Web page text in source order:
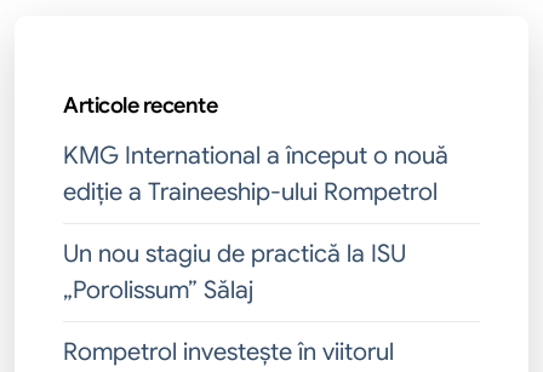
Articole recente
KMG International a început o nouă
ediție a Traineeship-ului Rompetrol
Un nou stagiu de practică la ISU
„Porolissum” Sălaj
Rompetrol investește în viitorul